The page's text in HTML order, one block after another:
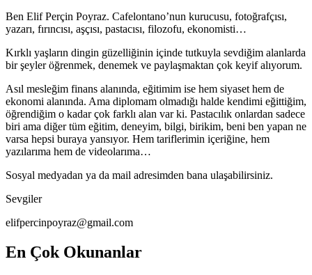
Ben Elif Perçin Poyraz. Cafelontano’nun kurucusu, fotoğrafçısı,
yazarı, fırıncısı, aşçısı, pastacısı, filozofu, ekonomisti…
Kırklı yaşların dingin güzelliğinin içinde tutkuyla sevdiğim alanlarda
bir şeyler öğrenmek, denemek ve paylaşmaktan çok keyif alıyorum.
Asıl mesleğim finans alanında, eğitimim ise hem siyaset hem de
ekonomi alanında. Ama diplomam olmadığı halde kendimi eğittiğim,
öğrendiğim o kadar çok farklı alan var ki. Pastacılık onlardan sadece
biri ama diğer tüm eğitim, deneyim, bilgi, birikim, beni ben yapan ne
varsa hepsi buraya yansıyor. Hem tariflerimin içeriğine, hem
yazılarıma hem de videolarıma…
Sosyal medyadan ya da mail adresimden bana ulaşabilirsiniz.
Sevgiler
elifpercinpoyraz@gmail.com
En Çok Okunanlar